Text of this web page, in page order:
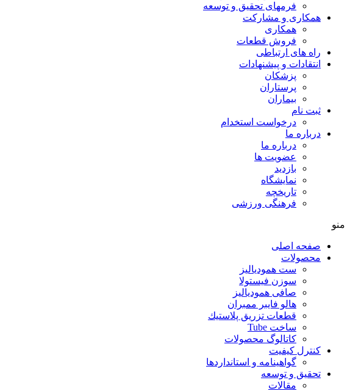
فرمهای تحقیق و توسعه
همکاری و مشارکت
همکاری
فروش قطعات
راه های ارتباطی
انتقادات و پيشنهادات
پزشكان
پرستاران
بيماران
ثبت نام
درخواست استخدام
درباره ما
درباره ما
عضویت ها
بازدید
نمایشگاه
تاريخچه
فرهنگی ورزشی
منو
صفحه اصلی
محصولات
ست همودیالیز
سوزن فیستولا
صافی همودیالیز
هالو فایبر ممبران
قطعات تزريق پلاستيك
ساخت Tube
کاتالوگ محصولات
کنترل کیفیت
گواهينامه و استانداردها
تحقيق و توسعه
مقالات